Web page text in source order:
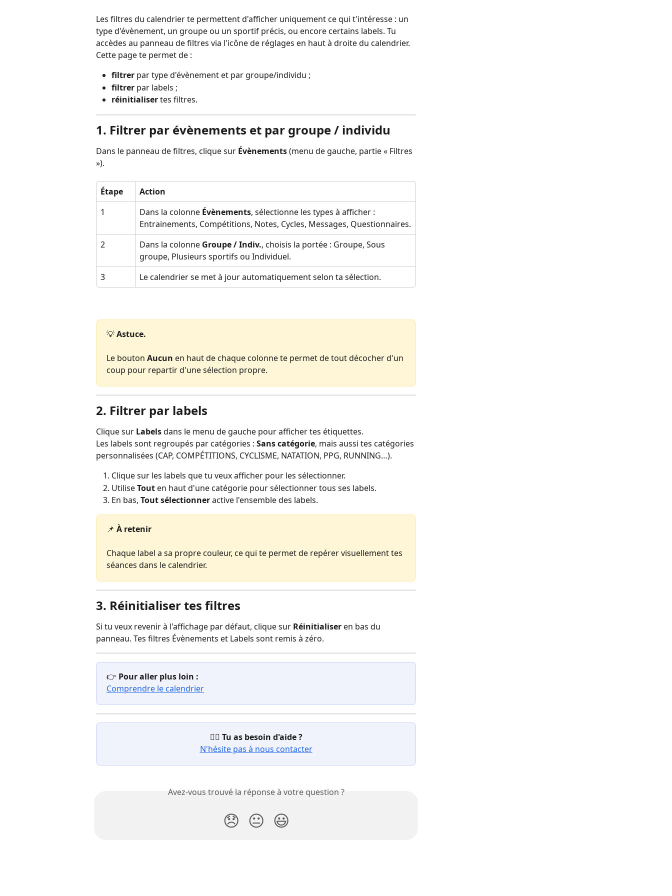
Les filtres du calendrier te permettent d'afficher uniquement ce qui t'intéresse : un
type d'évènement, un groupe ou un sportif précis, ou encore certains labels. Tu
accèdes au panneau de filtres via l'icône de réglages en haut à droite du calendrier.
Cette page te permet de :
filtrer par type d'évènement et par groupe/individu ;
filtrer par labels ;
réinitialiser tes filtres.
1. Filtrer par évènements et par groupe / individu
Dans le panneau de filtres, clique sur Évènements (menu de gauche, partie « Filtres
»).
Étape
Action
1
Dans la colonne Évènements, sélectionne les types à afficher :
Entrainements, Compétitions, Notes, Cycles, Messages, Questionnaires.
2
Dans la colonne Groupe / Indiv., choisis la portée : Groupe, Sous
groupe, Plusieurs sportifs ou Individuel.
3
Le calendrier se met à jour automatiquement selon ta sélection.
💡 Astuce.
Le bouton Aucun en haut de chaque colonne te permet de tout décocher d'un
coup pour repartir d'une sélection propre.
2. Filtrer par labels
Clique sur Labels dans le menu de gauche pour afficher tes étiquettes.
Les labels sont regroupés par catégories : Sans catégorie, mais aussi tes catégories
personnalisées (CAP, COMPÉTITIONS, CYCLISME, NATATION, PPG, RUNNING…).
Clique sur les labels que tu veux afficher pour les sélectionner.
Utilise Tout en haut d'une catégorie pour sélectionner tous ses labels.
En bas, Tout sélectionner active l'ensemble des labels.
📌 À retenir
Chaque label a sa propre couleur, ce qui te permet de repérer visuellement tes
séances dans le calendrier.
3. Réinitialiser tes filtres
Si tu veux revenir à l'affichage par défaut, clique sur Réinitialiser en bas du
panneau. Tes filtres Évènements et Labels sont remis à zéro.
👉 Pour aller plus loin :
Comprendre le calendrier
😵‍💫 Tu as besoin d'aide ?
N'hésite pas à nous contacter
Avez-vous trouvé la réponse à votre question ?
😞 😐 😃